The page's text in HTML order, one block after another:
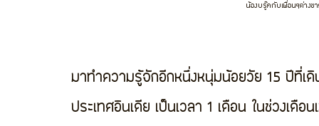
น้องบรู๊คกับเพื่อนๆต่าง
มาทำความรู้จักอีกหนึ่งหนุ่มน้อยวัย 15 ปีที่เ
ประเทศอินเดีย เป็นเวลา 1 เดือน ในช่วงเดื